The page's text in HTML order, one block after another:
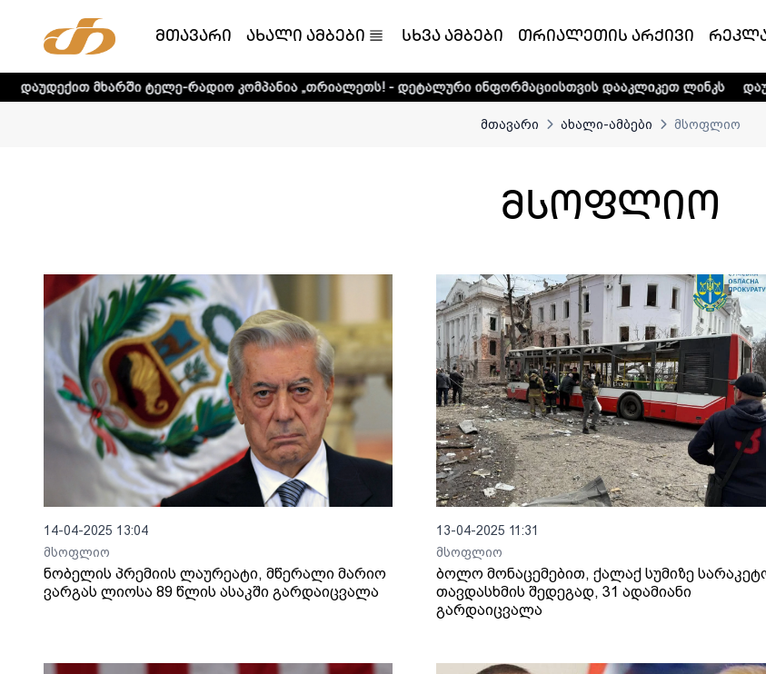
მთავარი ახალი ამბები სხვა ამბები თრიალეთის არქივი
რადიო კომპანია „თრიალეთს! - დეტალური ინფორმაციისთვის დააკლიკეთ ლინკს დაუდექით მხარში ტელე-
მთავარი ახალი-ამბები მსოფლიო
მსოფლიო
14-04-2025 13:04
მსოფლიო
ნობელის პრემიის ლაურეატი, მწერალი მარიო
ვარგას ლიოსა 89 წლის ასაკში გარდაიცვალა
13-04-2025 11:31
მსოფლიო
ბოლო მონაცემებით, ქალაქ სუმიზე
თავდასხმის შედეგად, 31 ადამიანი
გარდაიცვალა